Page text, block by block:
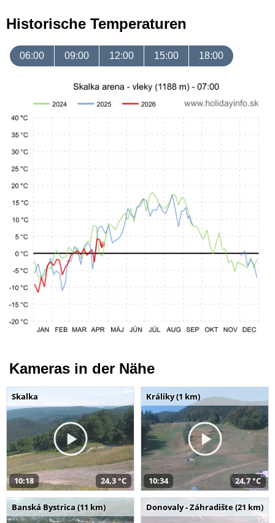
Historische Temperaturen
06:00 09:00 12:00 15:00 18:00
Kameras in der Nähe
Skalka
10:18 24,3 °C
Králiky (1 km)
10:34 24,7 °C
Banská Bystrica (11 km) Donovaly - Záhradište (21 km)